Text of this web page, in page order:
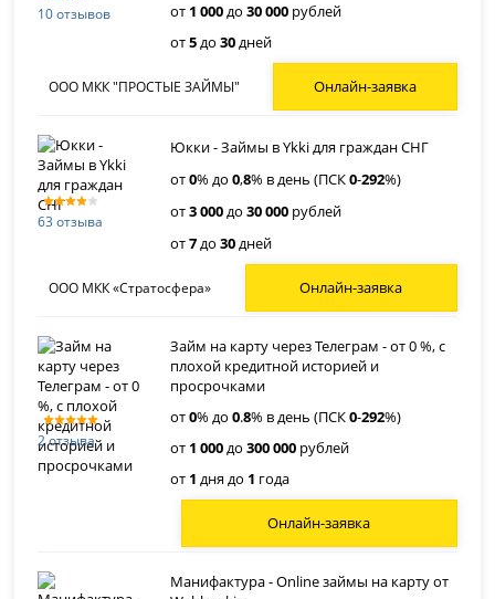
10 отзывов
от 1 000до30 000 рублей
от5до30дней
ООО МКК "ПРОСТЫЕ ЗАЙМЫ" Онлайн-заявка
63 отзыва
Юкки - Займы в Ykki для граждан СНГ
от0% до0,8% в день (ПСК0-292%)
от3 000до30 000 рублей
от7до30дней
ООО МКК «Стратосфера» Онлайн-заявка
2 отзыва
Займ на карту через Телеграм - от 0 %, с
плохой кредитной историей и
просрочками
от0% до0.8% в день (ПСК0-292%)
от 1 000до300 000 рублей
от 1 дня до 1 года
Онлайн-заявка
Манифактура - Online займы на карту от